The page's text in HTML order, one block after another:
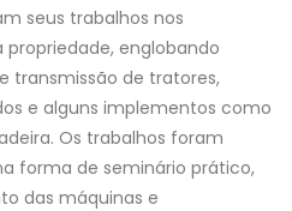
seus trabalhos nos
englobando
transmissão de tratores,
e alguns implementos como
Os trabalhos foram
forma de seminário prático,
das máquinas e